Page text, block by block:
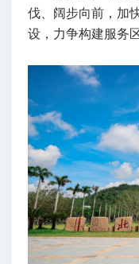
伐、阔步向前，加
设，力争构建服务